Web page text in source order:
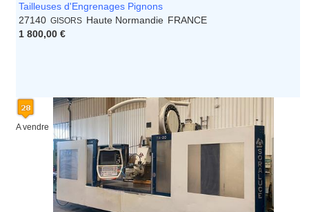
Tailleuses d'Engrenages Pignons
27140 GISORS Haute Normandie FRANCE
1 800,00 €
A vendre